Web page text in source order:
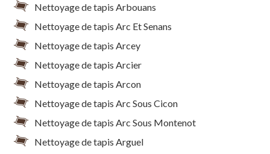
Nettoyage de tapis Arbouans
Nettoyage de tapis Arc Et Senans
Nettoyage de tapis Arcey
Nettoyage de tapis Arcier
Nettoyage de tapis Arcon
Nettoyage de tapis Arc Sous Cicon
Nettoyage de tapis Arc Sous Montenot
Nettoyage de tapis Arguel